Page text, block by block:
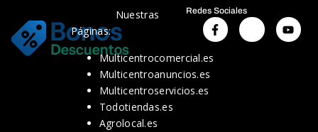
Nuestras
Páginas:
Multicentrocomercial.es
Multicentroanuncios.es
Multicentroservicios.es
Todotiendas.es
Agrolocal.es
Redes Sociales